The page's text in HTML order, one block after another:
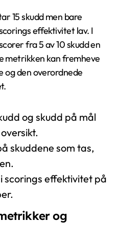
15 skudd men bare
effektivitet lav. I
fra 5 av 10 skudd en
metrikken kan fremheve
den overordnede
og skudd på mål
skuddene som tas,
scorings effektivitet på
og